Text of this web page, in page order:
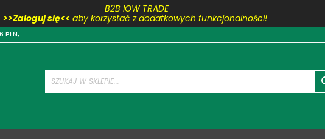
PLN;
do
B2B IOW TRADE
>>Zaloguj się<< aby korzystać z dodatkowych funkcjonalności!